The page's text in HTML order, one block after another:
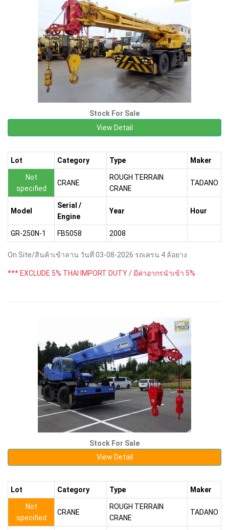
Stock For Sale
View Detail
Lot Category Type Maker
Not
specified
CRANE
ROUGH TERRAIN
CRANE
TADANO
Model
Serial /
Engine
Year Hour
GR-250N-1 FB5058 2008
On Site/สินค้าเข้าลาน วันที่ 03-08-2026 รถเครน 4 ล้อยาง
*** EXCLUDE 5% THAI IMPORT DUTY / มีค่าอากรนำเข้า 5%
Stock For Sale
View Detail
Lot Category Type Maker
Not
specified
CRANE
ROUGH TERRAIN
CRANE
TADANO